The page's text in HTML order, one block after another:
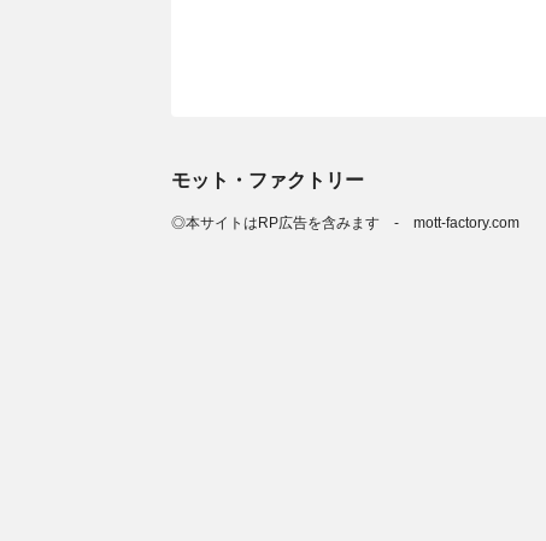
モット・ファクトリー
◎本サイトはRP広告を含みます - mott-factory.com